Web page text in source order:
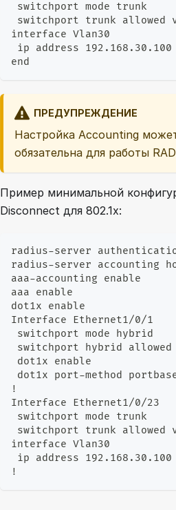
switchport mode trunk
switchport trunk allowed
interface Vlan30
ip address 192.168.30.100
end
ПРЕДУПРЕЖДЕНИЕ
Настройка Accounting
обязательна для работы
Пример минимальной
Disconnect для 802.1x:
radius-server
radius-server accounting
aaa-accounting enable
aaa enable
dot1x enable
Interface Ethernet1/
switchport mode hybrid
switchport hybrid
dot1x enable
dot1x port-method
!
Interface Ethernet1/0/
switchport mode trunk
switchport trunk allowed
interface Vlan30
ip address 192.168.30.100
!